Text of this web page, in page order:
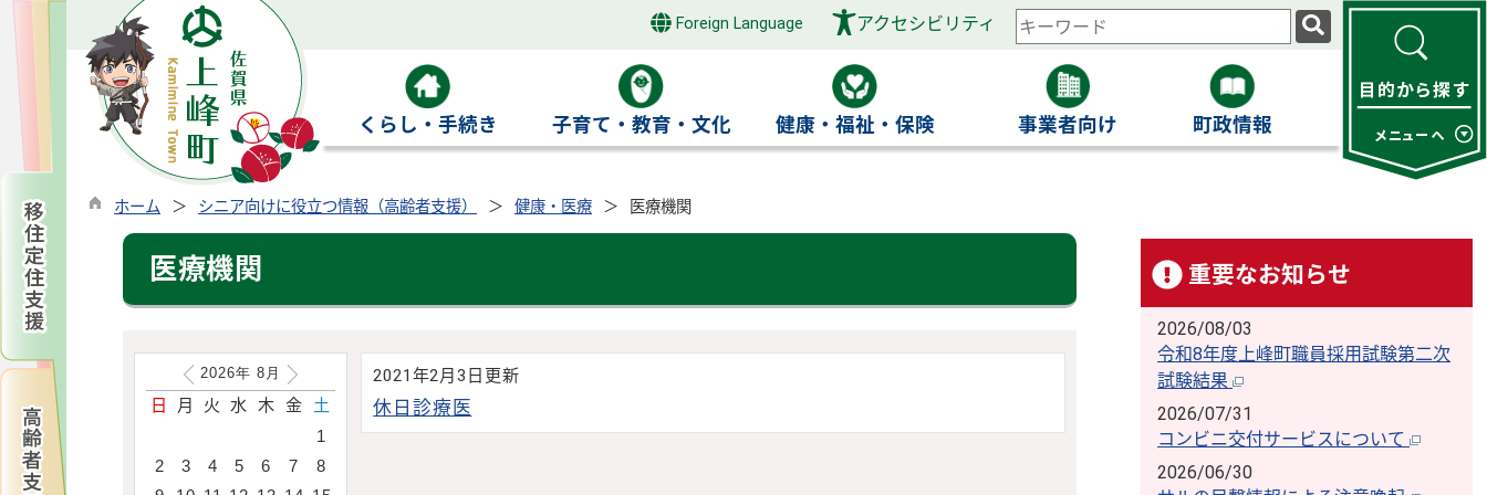
Foreign Language アクセシビリティ
検
索
ワ
ー
くらし・手続き 子育て・教育・文化 健康・福祉・保険 事業者向け 町政情報
ホーム シニア向けに役立つ情報（高齢者支援） 健康・医療 医療機関
医療機関
2021年2月3日更新
休日診療医
2026年 8 月
日 月 火 水 木 金 土
1
2
3 4 5 6 7
8
重要なお知らせ
2026/08/03
令和8年度上峰町職員採用試験第二次
試験結果
2026/07/31
コンビニ交付サービスについて
2026/06/30